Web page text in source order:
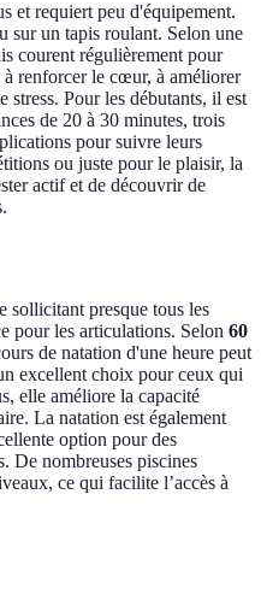
et requiert peu d'équipement.
sur un tapis roulant. Selon une
courent régulièrement pour
renforcer le cœur, à améliorer
stress. Pour les débutants, il est
de 20 à 30 minutes, trois
pour suivre leurs
ou juste pour le plaisir, la
actif et de découvrir de
sollicitant presque tous les
pour les articulations. Selon 60
de natation d'une heure peut
excellent choix pour ceux qui
elle améliore la capacité
La natation est également
option pour des
De nombreuses piscines
ce qui facilite l’accès à